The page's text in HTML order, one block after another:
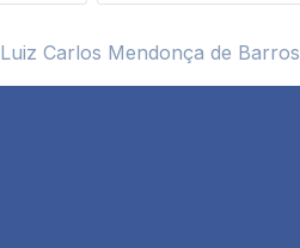
Luiz Carlos Mendonça de Barros